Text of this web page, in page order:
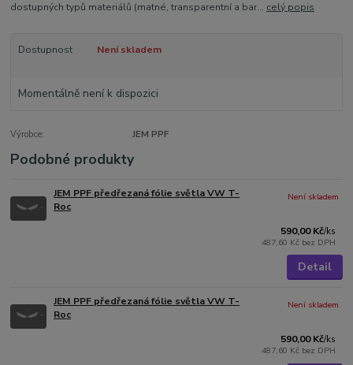
dostupných typů materiálů (matné, transparentní a bar... celý popis
Dostupnost Není skladem
Momentálně není k dispozici
Výrobce: JEM PPF
Podobné produkty
JEM PPF předřezaná fólie světla VW T-
Roc
590,00 Kč/ks
487,60 Kč bez DPH
Není skladem
Detail
JEM PPF předřezaná fólie světla VW T-
Roc
590,00 Kč/ks
487,60 Kč bez DPH
Není skladem